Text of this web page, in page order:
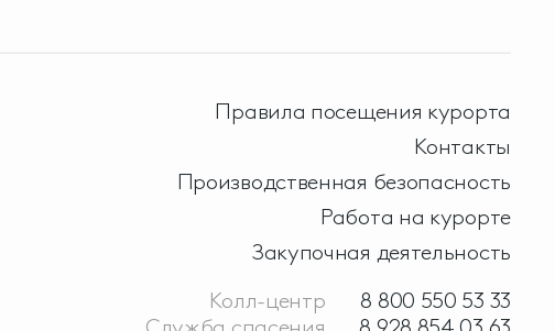
Правила посещения курорта
Контакты
Производственная безопасность
Работа на курорте
Закупочная деятельность
Колл-центр
8 800 550 53 33